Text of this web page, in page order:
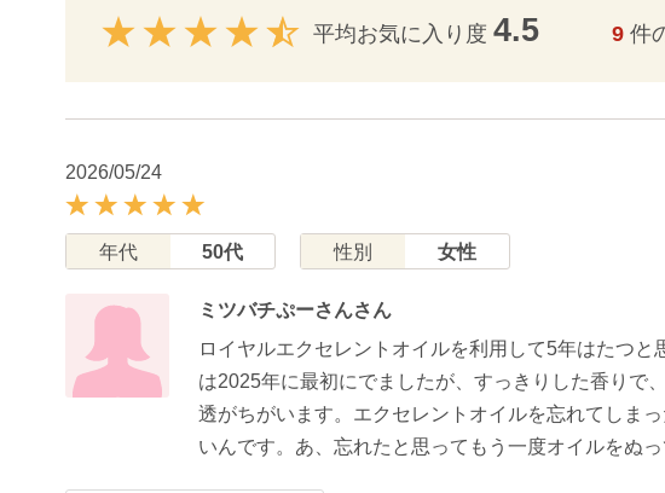
平均お気に入り度 4.5 9 件
2026/05/24
年代 50代 性別 女性
ミツバチぷーさんさん
ロイヤルエクセレントオイルを利用して5年はたつ
は2025年に最初にでましたが、すっきりした香りで
透がちがいます。エクセレントオイルを忘れてしま
いんです。あ、忘れたと思ってもう一度オイルをぬ